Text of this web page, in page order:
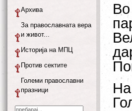
Во
Архива
За православната вера
и живот...
Историја на МПЦ
Против сектите
Големи православни
празници